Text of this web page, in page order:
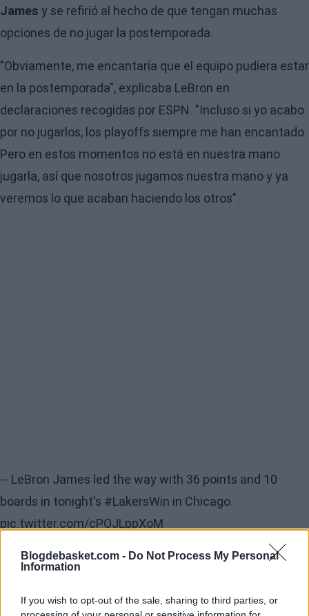
Blogdebasket.com - Do Not Process My Personal
Information
If you wish to opt-out of the sale, sharing to third parties, or
James y se refirió al hecho de que tengan muchas
opciones de no jugar la postemporada.
"Obviamente, me encantaría que el equipo pudiera estar
en la postemporada", explicaba LeBron en
declaraciones recogidas por ESPN. "Incluso si yo acabo
por no jugarlos, los playoffs siempre me han encantado.
Pero en estos momentos no está en nuestra mano
jugarla, así que nosotros jugamos nuestra mano y ya
veremos lo que acaban haciendo los otros".
-- LeBron James led the way with 36 points and 10
boards in tonight's #LakersWin in Chicago.
pic.twitter.com/cPOJLppXoM
— Los Angeles Lakers (@Lakers)13 mars 2019
Los Lakers se encuentran en estos momentos a seis